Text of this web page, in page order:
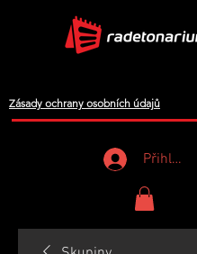
Zásady ochrany osobních údajů
Přihlášení